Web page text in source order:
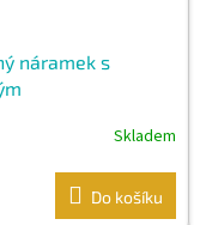
náramek s
Skladem
Do košíku